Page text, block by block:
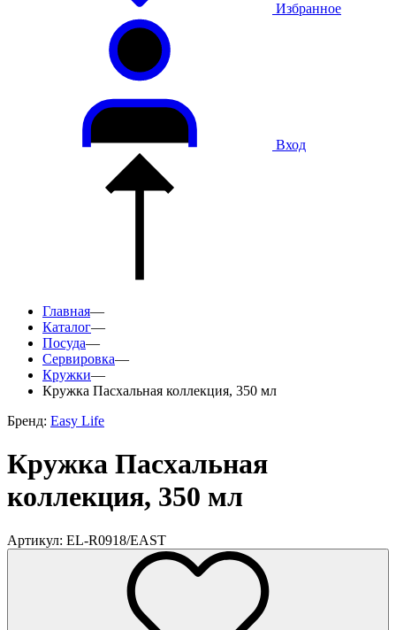
Избранное
Вход
Главная—
Каталог—
Посуда—
Сервировка—
Кружки—
Кружка Пасхальная коллекция, 350 мл
Бренд: Easy Life
Кружка Пасхальная
коллекция, 350 мл
Артикул: EL-R0918/EAST